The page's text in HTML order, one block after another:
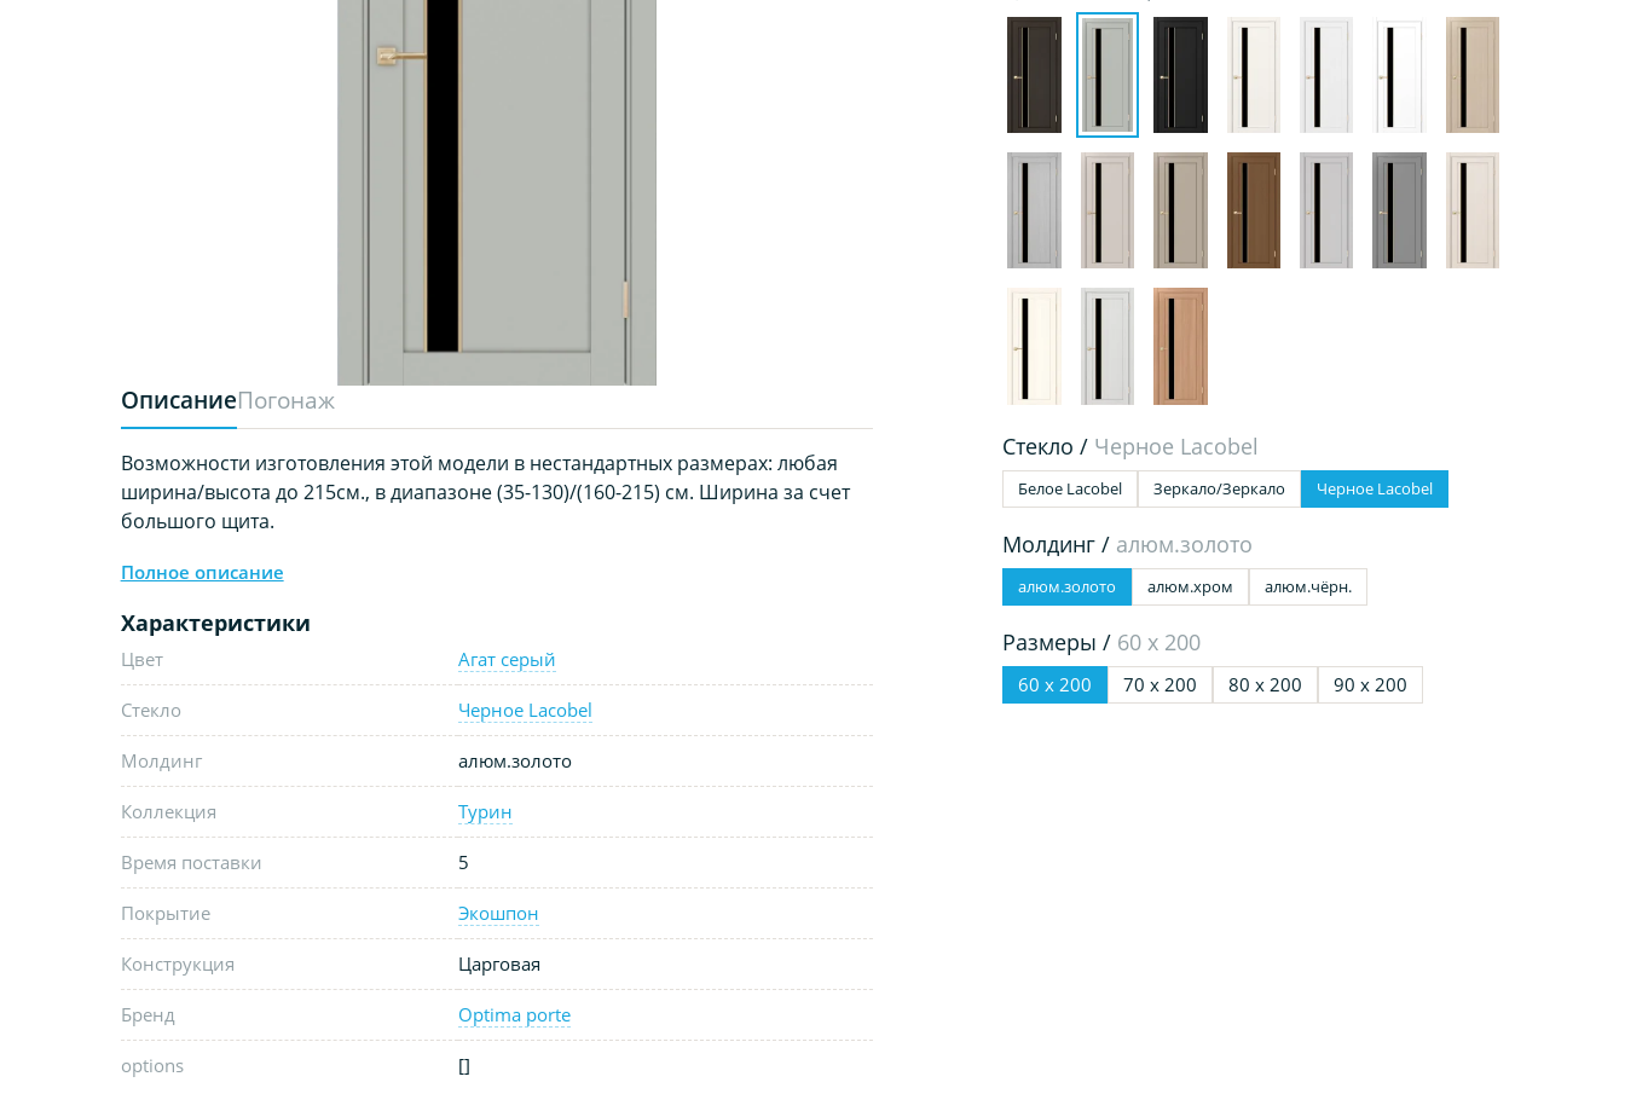
ОписаниеПогонаж
Возможности изготовления этой модели в нестандартных размерах: любая
ширина/высота до 215см., в диапазоне (35-130)/(160-215) см. Ширина за счет
большого щита.
Полное описание
Характеристики
Цвет Агат серый
Стекло Черное Lacobel
Молдинг алюм.золото
Коллекция Турин
Время поставки 5
Покрытие Экошпон
Конструкция Царговая
Бренд Optima porte
options []
Стекло / Черное Lacobel
Белое Lacobel Зеркало/Зеркало Черное Lacobel
Молдинг / алюм.золото
алюм.золото алюм.хром алюм.чёрн.
Размеры / 60 х 200
60 х 200 70 х 200 80 х 200 90 х 200